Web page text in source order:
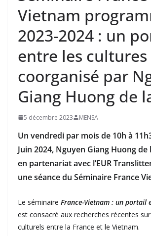
Vietnam
2023-2024 : un
entre les cultures
coorganisé par
Giang Huong de
5 décembre 2023 MENSA
Un vendredi par mois de 10h à
Juin 2024, Nguyen Giang Huong de
en partenariat avec l’EUR
une séance du Séminaire France
Le séminaire France-Vietnam : un portail
est consacré aux recherches récentes
culturels entre la France et le Vietnam.